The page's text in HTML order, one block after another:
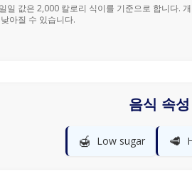
일 값은 2,000 칼로리 식이를 기준으로 합니다.
아질 수 있습니다.
음식 속성
🍯 Low sugar 🥩